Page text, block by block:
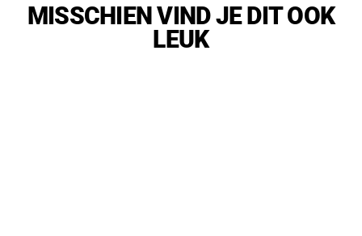
MISSCHIEN VIND JE DIT OOK
LEUK